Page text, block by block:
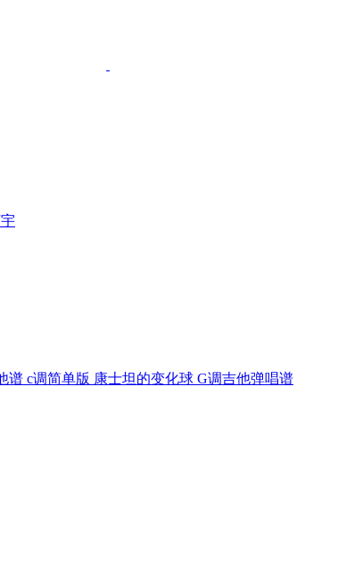
谱 c调简单版 康士坦的变化球 G调吉他弹唱谱